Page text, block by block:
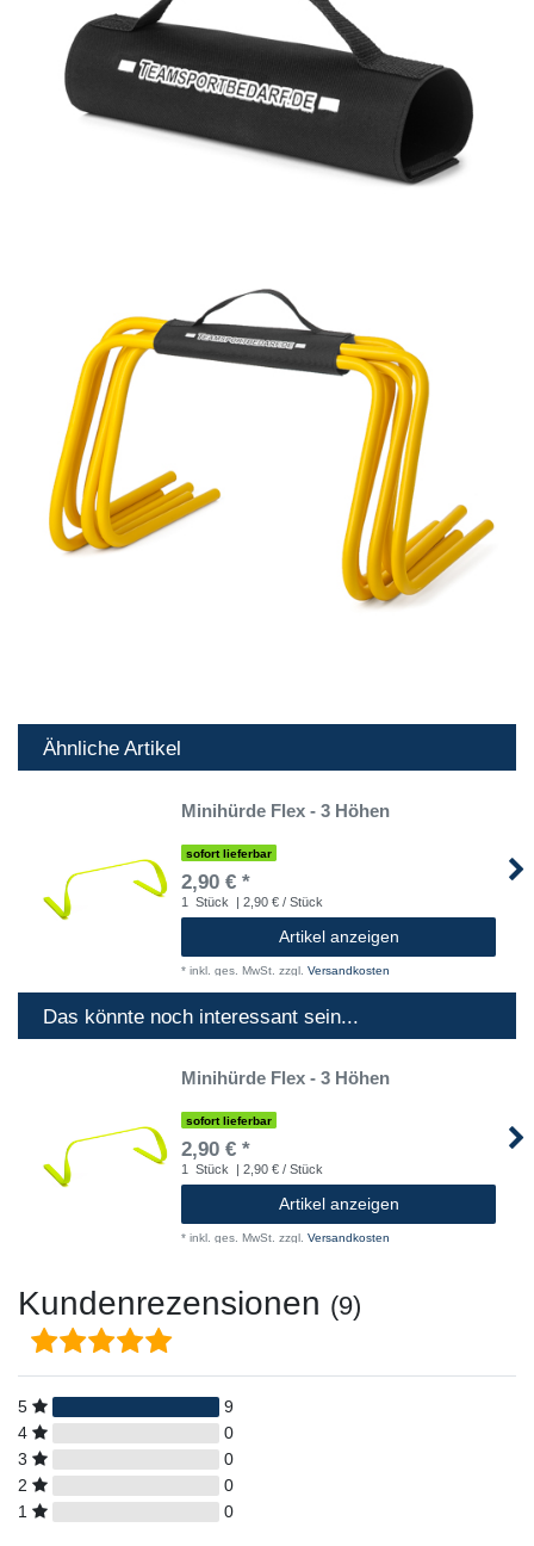
Ähnliche Artikel
Minihürde Flex - 3 Höhen
sofort lieferbar
2,90 € *
1 Stück | 2,90 € / Stück
Artikel anzeigen
* inkl. ges. MwSt. zzgl. Versandkosten
Das könnte noch interessant sein...
Minihürde Flex - 3 Höhen
sofort lieferbar
2,90 € *
1 Stück | 2,90 € / Stück
Artikel anzeigen
* inkl. ges. MwSt. zzgl. Versandkosten
Kundenrezensionen (9)
5
9
4
0
3
0
2
0
1
0